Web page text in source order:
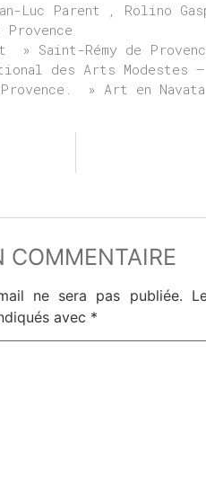
Luc Parent , Rolino
» Saint-Rémy de
des Arts Modestes
» Art en Navata
COMMENTAIRE
ne sera pas publiée.
avec *